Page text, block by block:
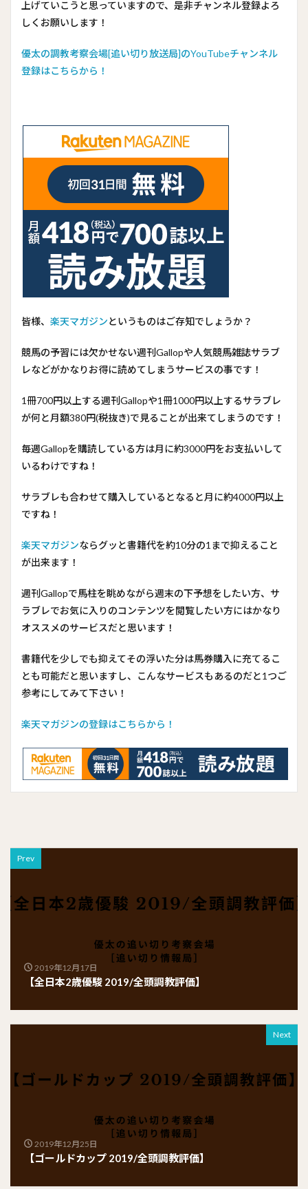
上げていこうと思っていますので、是非チャンネル登録よろ
しくお願いします！
優太の調教考察会場[追い切り放送局]のYouTubeチャンネル
登録はこちらから！
皆様、 楽天マガジンというものはご存知でしょうか？
競馬の予習には欠かせない週刊Gallopや人気競馬雑誌サラブ
レなどがかなりお得に読めてしまうサービスの事です！
1冊700円以上する週刊Gallopや1冊1000円以上するサラブレ
が何と月額380円(税抜き)で見ることが出来てしまうのです！
毎週Gallopを購読している方は月に約3000円をお支払いして
いるわけですね！
サラブレも合わせて購入しているとなると月に約4000円以上
ですね！
楽天マガジンならグッと書籍代を約10分の1まで抑えること
が出来ます！
週刊Gallopで馬柱を眺めながら週末の下予想をしたい方、サ
ラブレでお気に入りのコンテンツを閲覧したい方にはかなり
オススメのサービスだと思います！
書籍代を少しでも抑えてその浮いた分は馬券購入に充てるこ
とも可能だと思いますし、こんなサービスもあるのだと1つご
参考にしてみて下さい！
楽天マガジンの登録はこちらから！
Prev
2019年12月17日
【全日本2歳優駿 2019/全頭調教評価】
Next
2019年12月25日
【ゴールドカップ 2019/全頭調教評価】